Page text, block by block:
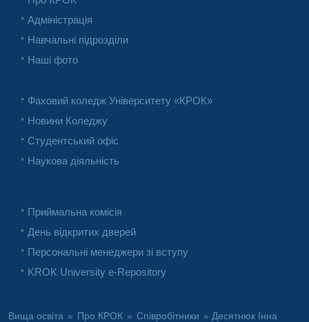
Адміністрація
Навчальні підрозділи
Наші фото
Фаховий коледж Університету «КРОК»
Новини Коледжу
Студентський офіс
Наукова діяльність
Приймальна комісія
День відкритих дверей
Персональні менеджери зі вступу
KROK University e-Repository
Вища освіта » Про КРОК » Співробітники » Десятнюк Інна